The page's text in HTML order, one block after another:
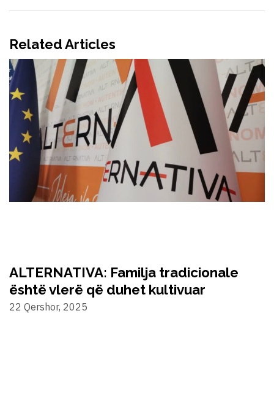
Related Articles
ALTERNATIVA: Familja tradicionale
është vlerë që duhet kultivuar
22 Qershor, 2025